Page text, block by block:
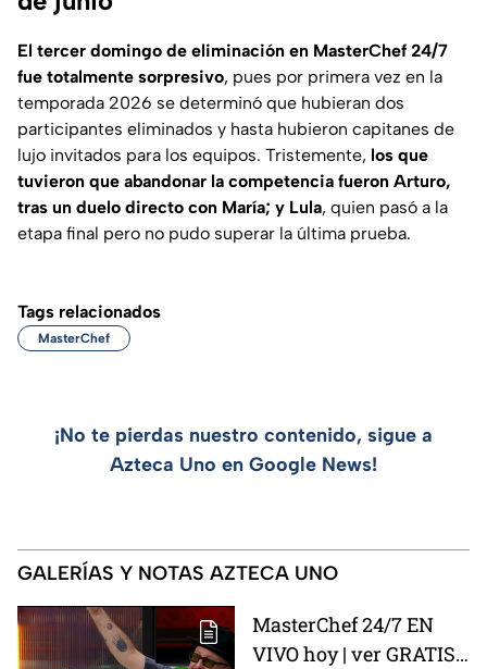
El tercer domingo de eliminación en MasterChef 24/7
fue totalmente sorpresivo, pues por primera vez en la
temporada 2026 se determinó que hubieran dos
participantes eliminados y hasta hubieron capitanes de
lujo invitados para los equipos. Tristemente, los que
tuvieron que abandonar la competencia fueron Arturo,
tras un duelo directo con María; y Lula, quien pasó a la
etapa final pero no pudo superar la última prueba.
Tags relacionados
MasterChef
¡No te pierdas nuestro contenido, sigue a
Azteca Uno en Google News!
GALERÍAS Y NOTAS AZTECA UNO
MasterChef 24/7 EN
VIVO hoy | ver GRATIS